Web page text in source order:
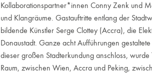
Kollaborationspartner*innen Conny Zenk und
und Klangräume. Gastauftritte entlang der
bildende Künstler Serge Clottey (Accra), die
Donaustadt. Ganze acht Aufführungen
dieser großen Stadterkundung anschloss,
Raum, zwischen Wien, Accra und Peking,